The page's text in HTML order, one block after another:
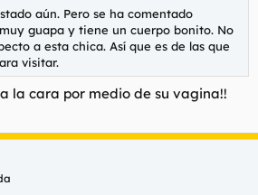
aún. Pero se ha comentado
guapa y tiene un cuerpo bonito. No
a esta chica. Así que es de las que
visitar.
la cara por medio de su vagina!!